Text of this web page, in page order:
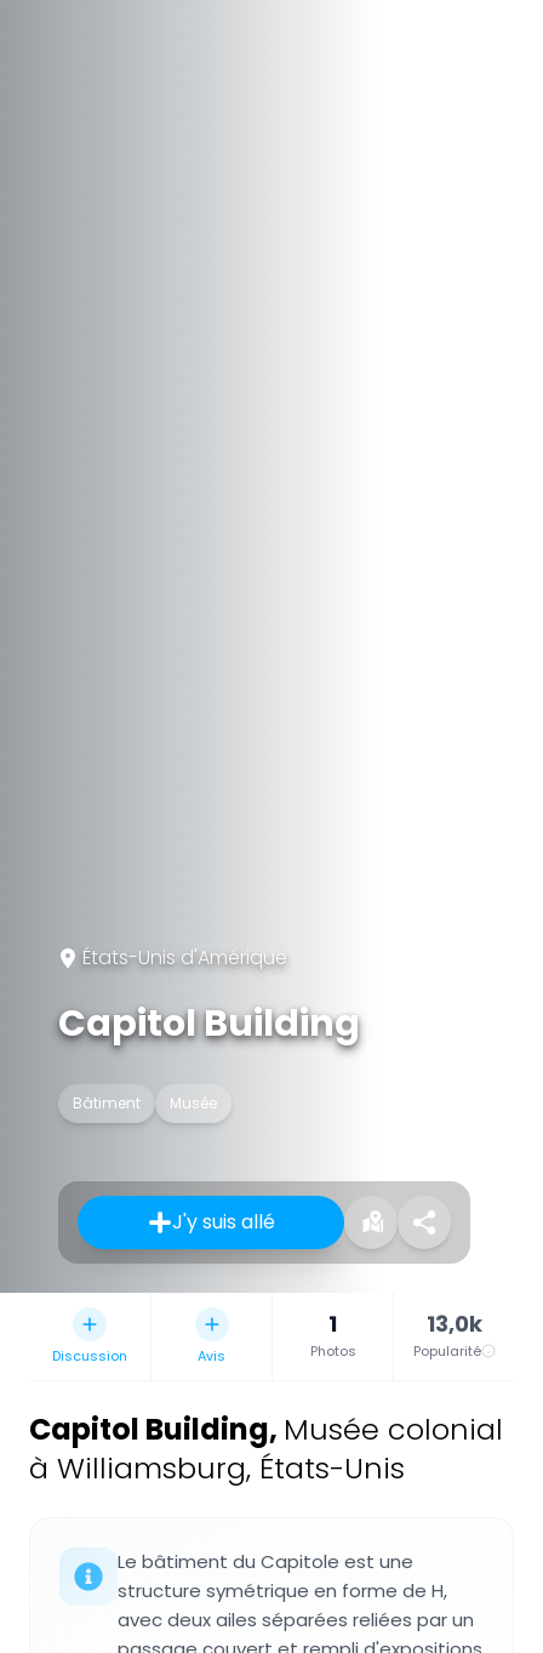
États-Unis d'Amérique
Capitol Building
Bâtiment Musée
J'y suis allé
Discussion Avis
1
Photos
13,0k
Popularité
Capitol Building, Musée colonial
à Williamsburg, États-Unis
Le bâtiment du Capitole est une
structure symétrique en forme de H,
avec deux ailes séparées reliées par un